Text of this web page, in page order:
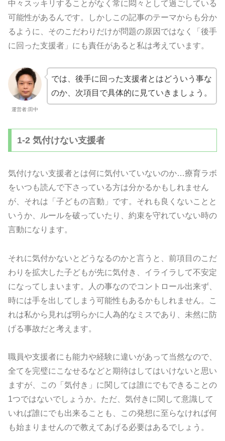
中々スッキリすることがなく常に悶々として過ごしている
可能性があるんです。しかしこの記事のテーマからも分か
るように、そのこだわりだけが問題の原因ではなく「後手
に回った支援者」にも責任があると私は考えています。
運営者:田中
では、後手に回った支援者とはどういう事な
のか、次項目で具体的に見ていきましょう。
1-2 気付けない支援者
気付けない支援者とは何に気付いていないのか…療育ラボ
をいつも読んで下さっている方は分かるかもしれません
が、それは「子どもの言動」です。それも良くないことと
いうか、ルールを破っていたり、約束を守れていない時の
言動になります。
それに気付かないとどうなるのかと言うと、前項目のこだ
わりを拡大した子どもが先に気付き、イライラして不安定
になってしまいます。人の事なのでコントロール出来ず、
時には手を出してしまう可能性もあるかもしれません。こ
れは私から見れば明らかに人為的なミスであり、未然に防
げる事故だと考えます。
職員や支援者にも能力や経験に違いがあって当然なので、
全てを完璧にこなせるなどと期待はしてはいけないと思い
ますが、この「気付き」に関しては誰にでもできることの
1つではないでしょうか。ただ、気付きに関して意識して
いれば誰にでも出来ることも、この発想に至らなければ何
も始まりませんので教えてあげる必要はあるでしょう。